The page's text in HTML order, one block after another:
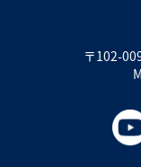
〒102-